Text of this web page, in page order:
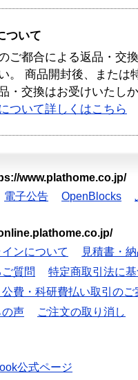
ついて
ご都合による返品・交
。 商品開封後、または
・交換はお受けいたし
ついて詳しくはこちら
www.plathome.co.jp/
電子公告 OpenBlocks
ンについて
見積書・
質問
特定商取引法に
費・科研費払い取引のご
の声 ご注文の取り消し
公式ページ